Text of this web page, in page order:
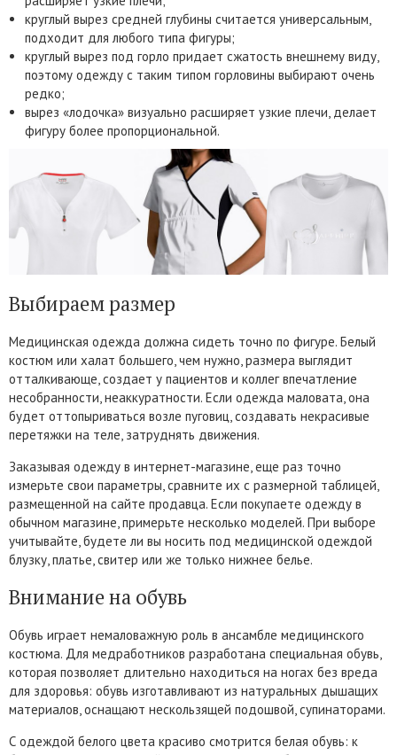
круглый вырез средней глубины считается универсальным,
подходит для любого типа фигуры;
круглый вырез под горло придает сжатость внешнему виду,
поэтому одежду с таким типом горловины выбирают очень
редко;
вырез «лодочка» визуально расширяет узкие плечи, делает
фигуру более пропорциональной.
Выбираем размер
Медицинская одежда должна сидеть точно по фигуре. Белый
костюм или халат большего, чем нужно, размера выглядит
отталкивающе, создает у пациентов и коллег впечатление
несобранности, неаккуратности. Если одежда маловата, она
будет оттопыриваться возле пуговиц, создавать некрасивые
перетяжки на теле, затруднять движения.
Заказывая одежду в интернет-магазине, еще раз точно
измерьте свои параметры, сравните их с размерной таблицей,
размещенной на сайте продавца. Если покупаете одежду в
обычном магазине, примерьте несколько моделей. При выборе
учитывайте, будете ли вы носить под медицинской одеждой
блузку, платье, свитер или же только нижнее белье.
Внимание на обувь
Обувь играет немаловажную роль в ансамбле медицинского
костюма. Для медработников разработана специальная обувь,
которая позволяет длительно находиться на ногах без вреда
для здоровья: обувь изготавливают из натуральных дышащих
материалов, оснащают нескользящей подошвой, супинаторами.
С одеждой белого цвета красиво смотрится белая обувь: к